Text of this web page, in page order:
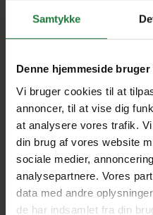
Samtykke
Denne hjemmeside
Vi bruger cookies til at
annoncer, til at vise dig
at analysere vores trafik.
din brug af vores website
sociale medier,
analysepartnere. Vores
data med andre
de har indsamlet fra din
September 2024
July 2024